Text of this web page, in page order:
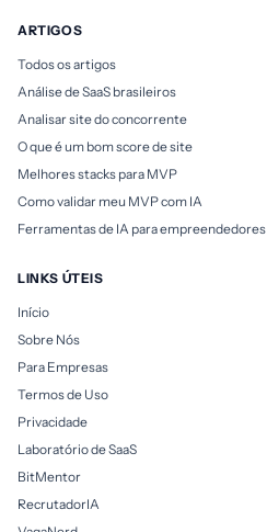
ARTIGOS
Todos os artigos
Análise de SaaS brasileiros
Analisar site do concorrente
O que é um bom score de site
Melhores stacks para MVP
Como validar meu MVP com IA
Ferramentas de IA para empreendedores
LINKS ÚTEIS
Início
Sobre Nós
Para Empresas
Termos de Uso
Privacidade
Laboratório de SaaS
BitMentor
RecrutadorIA